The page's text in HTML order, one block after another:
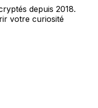
depuis 2018.
votre curiosité